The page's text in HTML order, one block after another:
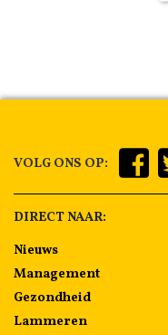
VOLG ONS OP:
DIRECT NAAR:
Nieuws
Management
Gezondheid
Lammeren